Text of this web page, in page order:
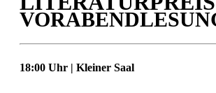
18:00 Uhr | Kleiner Saal